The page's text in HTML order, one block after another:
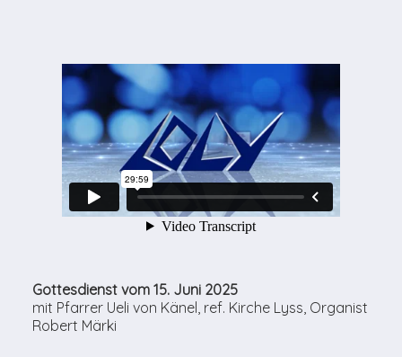
Gottesdienst vom 15. Juni 2025
mit Pfarrer Ueli von Känel, ref. Kirche Lyss, Organist
Robert Märki